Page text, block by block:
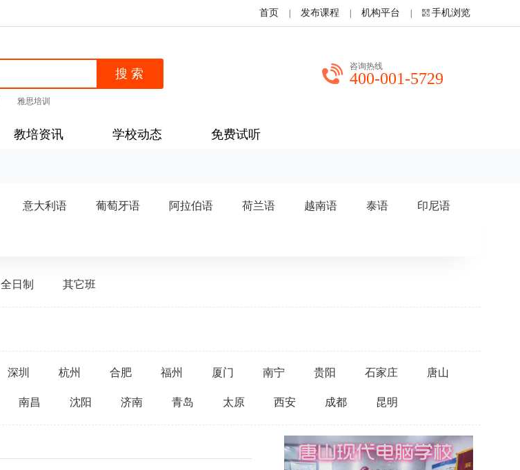
首页 发布课程 机构平台 手机浏览
雅思培训
咨询热线
400-001-5729
教培资讯 学校动态 免费试听
意大利语 葡萄牙语 阿拉伯语 荷兰语 越南语 泰语 印尼语
全日制 其它班
深圳 杭州 合肥 福州 厦门 南宁 贵阳 石家庄 唐山
南昌 沈阳 济南 青岛 太原 西安 成都 昆明